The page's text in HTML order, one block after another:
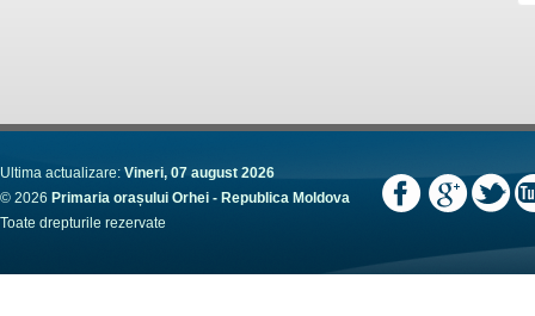
Ultima actualizare: Vineri, 07 august 2026
© 2026 Primaria orașului Orhei - Republica Moldova
Toate drepturile rezervate